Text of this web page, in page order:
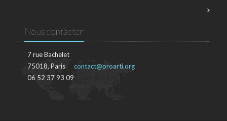
Nous contacter
7 rue Bachelet
75018, Paris
06 52 37 93 09
contact@proarti.org